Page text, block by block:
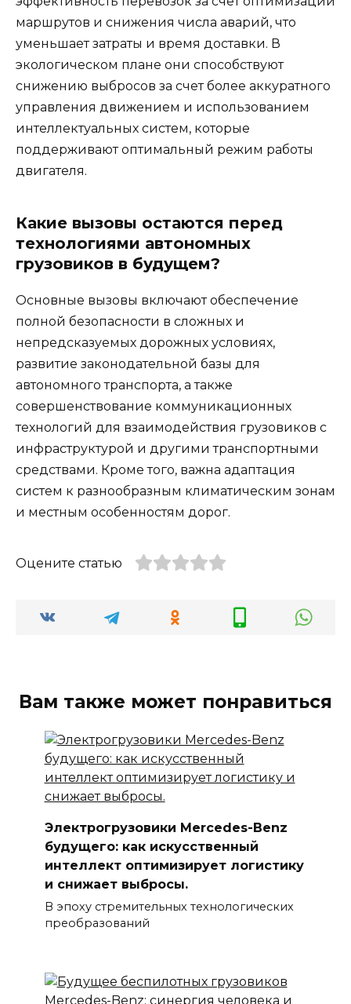
маршрутов и снижения числа аварий, что
уменьшает затраты и время доставки. В
экологическом плане они способствуют
снижению выбросов за счет более аккуратного
управления движением и использованием
интеллектуальных систем, которые
поддерживают оптимальный режим работы
двигателя.
Какие вызовы остаются перед
технологиями автономных
грузовиков в будущем?
Основные вызовы включают обеспечение
полной безопасности в сложных и
непредсказуемых дорожных условиях,
развитие законодательной базы для
автономного транспорта, а также
совершенствование коммуникационных
технологий для взаимодействия грузовиков с
инфраструктурой и другими транспортными
средствами. Кроме того, важна адаптация
систем к разнообразным климатическим зонам
и местным особенностям дорог.
Оцените статью
Вам также может понравиться
Электрогрузовики Mercedes-Benz
будущего: как искусственный
интеллект оптимизирует логистику
и снижает выбросы.
В эпоху стремительных технологических
преобразований